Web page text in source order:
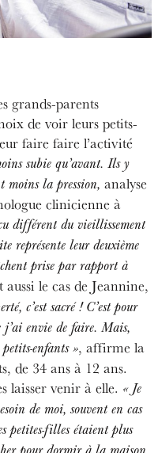
grands-parents
de voir leurs petits-
faire faire l’activité
subie qu’avant. Ils y
moins la pression, analyse
clinicienne à
différent du vieillissement
représente leur deuxième
prise par rapport à
aussi le cas de Jeannine,
c’est sacré ! C’est pour
j’ai envie de faire. Mais,
enfants », affirme la
de 34 ans à 12 ans.
laisser venir à elle. « Je
de moi, souvent en cas
petites-filles étaient plus